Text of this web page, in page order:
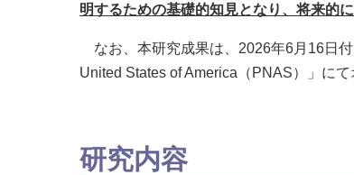
明するための基礎的知見となり、将来的
なお、本研究成果は、2026年6月16日
United States of America（PNAS）」にて
研究内容